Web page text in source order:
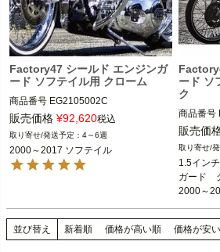
Factory47 シールド エンジンガ
ード ソフテイル用 クローム
商品番号 EG2105002C
5/16-18×7/8→004717　1本
3/8-16→004969　2本
5/16-18→004967　1本
Factory47（ファクトリー47）
販売価格 ¥92,620税込
4～6週
2000～2017 ソフテイル
ード ソ
ク
商品番号
2000～
Factory47
販売価
1.5イン
ガード　
2000～
並び替え 新着順 価格が高い順 価格が安